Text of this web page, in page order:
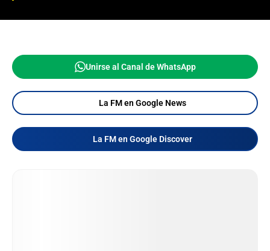
Unirse al Canal de WhatsApp
La FM en Google News
La FM en Google Discover